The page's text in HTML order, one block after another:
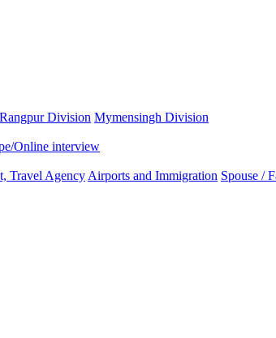
Rangpur Division Mymensingh Division
Online interview
Travel Agency Airports and Immigration Spouse /